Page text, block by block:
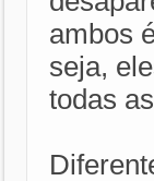
ambos
seja,
todas